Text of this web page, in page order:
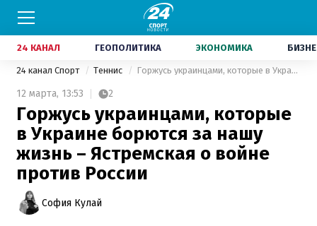
24 КАНАЛ ГЕОПОЛИТИКА ЭКОНОМИКА
24 канал Спорт Теннис Горжусь украинцами, которые в Украине борются за нашу жизнь – Ястремская о войне против России
12 марта, 13:53 2
Горжусь украинцами, которые
в Украине борются за нашу
жизнь – Ястремская о войне
против России
София Кулай